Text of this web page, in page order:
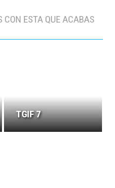
ESTA QUE ACABAS
TGIF 7